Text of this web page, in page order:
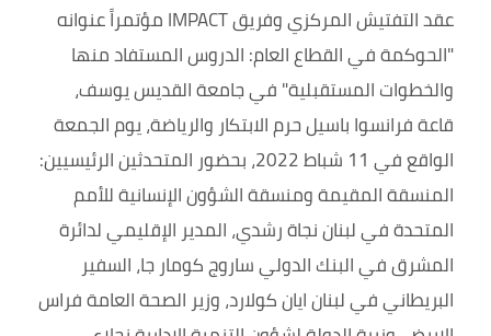
عقد التفتيش المركزي وفريق IMPACT مؤتمراً عنوانه
"الحوكمة في القطاع العام: الدروس المستفاد منها
والخطوات المستقبلية" في جامعة القديس يوسف،
قاعة فرانسوا باسيل حرم الابتكار والرياضة، يوم الجمعة
الواقع في 11 شباط 2022، بحضور المتحدثين الرئيسيين:
المنسقة المقيمة ومنسقة الشؤون الإنسانية للأمم
المتحدة في لبنان نجاة رشدي، المدير الإقليمي لدائرة
المشرق في البنك الدولي ساروج كومار جا، السفير
البريطاني في لبنان ايان كولارد، وزير الصحة العامة فراس